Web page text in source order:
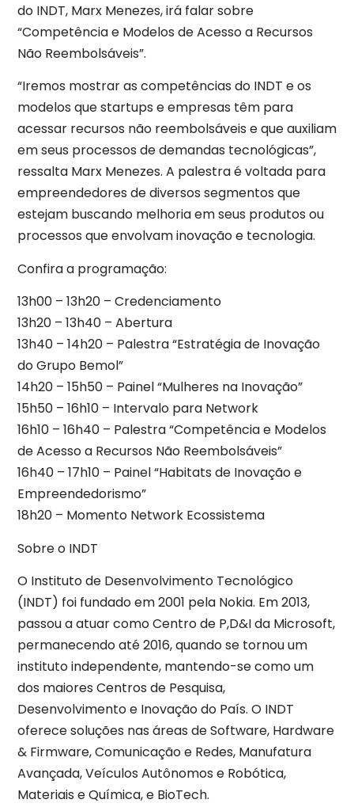
do INDT, Marx Menezes, irá falar sobre
“Competência e Modelos de Acesso a Recursos
Não Reembolsáveis”.
“Iremos mostrar as competências do INDT e os
modelos que startups e empresas têm para
acessar recursos não reembolsáveis e que auxiliam
em seus processos de demandas tecnológicas”,
ressalta Marx Menezes. A palestra é voltada para
empreendedores de diversos segmentos que
estejam buscando melhoria em seus produtos ou
processos que envolvam inovação e tecnologia.
Confira a programação:
13h00 – 13h20 – Credenciamento
13h20 – 13h40 – Abertura
13h40 – 14h20 – Palestra “Estratégia de Inovação
do Grupo Bemol”
14h20 – 15h50 – Painel “Mulheres na Inovação”
15h50 – 16h10 – Intervalo para Network
16h10 – 16h40 – Palestra “Competência e Modelos
de Acesso a Recursos Não Reembolsáveis”
16h40 – 17h10 – Painel “Habitats de Inovação e
Empreendedorismo”
18h20 – Momento Network Ecossistema
Sobre o INDT
O Instituto de Desenvolvimento Tecnológico
(INDT) foi fundado em 2001 pela Nokia. Em 2013,
passou a atuar como Centro de P,D&I da Microsoft,
permanecendo até 2016, quando se tornou um
instituto independente, mantendo-se como um
dos maiores Centros de Pesquisa,
Desenvolvimento e Inovação do País. O INDT
oferece soluções nas áreas de Software, Hardware
& Firmware, Comunicação e Redes, Manufatura
Avançada, Veículos Autônomos e Robótica,
Materiais e Química, e BioTech.